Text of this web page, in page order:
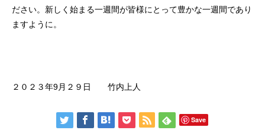
ださい。新しく始まる一週間が皆様にとって豊かな一週間であり
ますように。
２０２３年9月２９日 竹内上人
Save